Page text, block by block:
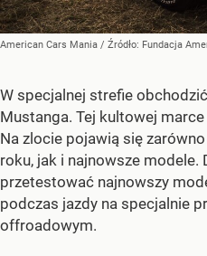
American Cars Mania / Źródło: Fundacja
W specjalnej strefie
Mustanga. Tej kultowej
Na zlocie pojawią się
roku, jak i najnowsze
przetestować najnowszy
podczas jazdy na specjalnie
offroadowym.